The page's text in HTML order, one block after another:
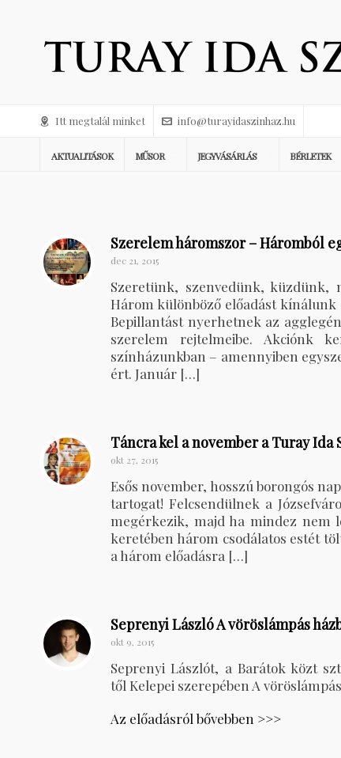
Itt megtalál minket info@turayidaszinhaz.hu
AKTUALITÁSOK MŰSOR JEGYVÁSÁRLÁS BÉRLETEK
Szerelem háromszor – Háromból
dec 21, 2015
Szeretünk, szenvedünk,
Három különböző előadást
Bepillantást nyerhetnek az
szerelem rejtelmeibe. Akciónk
színházunkban – amennyiben
ért. Január […]
Táncra kel a november a Turay
okt 27, 2015
Esős november, hosszú borongós
tartogat! Felcsendülnek a
megérkezik, majd ha mindez nem
keretében három csodálatos estét
a három előadásra […]
Seprenyi László A vöröslámpás
okt 9, 2015
Seprenyi Lászlót, a Barátok közt
től Kelepei szerepében A
Az előadásról bővebben >>>